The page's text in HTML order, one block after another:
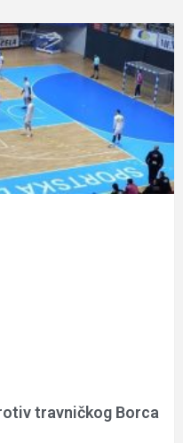
travničkog Borca